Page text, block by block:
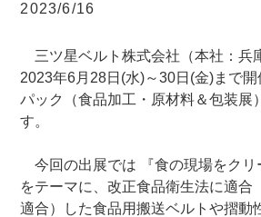
2023/6/16
三ツ星ベルト株式会社（本社：兵
2023年6月28日(水)～30日(金)まで
パック（食品加工・原材料＆包装展
す。
今回の出展では 『食の現場をクリ
をテーマに、改正食品衛生法に適合
適合）した食品用搬送ベルトや摺動